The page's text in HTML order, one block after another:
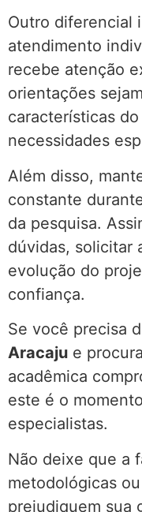
Outro diferencial
atendimento
recebe atenção
orientações
características
necessidades
Além disso,
constante
da pesquisa.
dúvidas, solicitar
evolução do
confiança.
Se você precisa
Aracaju e
acadêmica
este é o
especialistas.
Não deixe que a
metodológicas
prejudiquem sua